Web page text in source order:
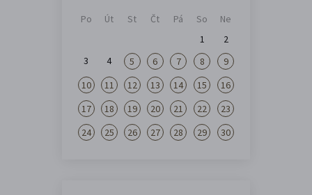
Po Út St Čt Pá So
Ne
1
2
3
4 5 6 7 8
9
10
11 12 13 14 15
16
17
18 19 20 21 22
23
24
25 26 27 28 29 30